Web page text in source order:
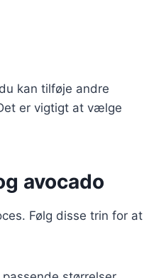
kan tilføje andre
er vigtigt at vælge
avocado
Følg disse trin for at